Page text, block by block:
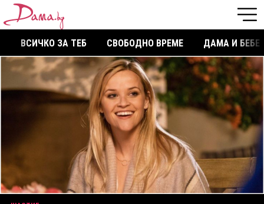
ВСИЧКО ЗА ТЕБ СВОБОДНО ВРЕМЕ ДАМА И БЕБЕ